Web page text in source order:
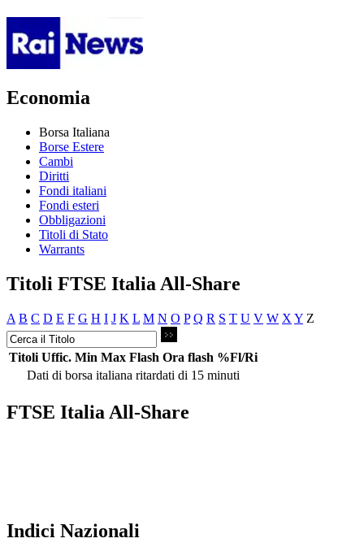
Economia
Borsa Italiana
Borse Estere
Cambi
Diritti
Fondi italiani
Fondi esteri
Obbligazioni
Titoli di Stato
Warrants
Titoli FTSE Italia All-Share
A B C D E F G H I J K L M N O P Q R S T U V W X Y Z
Titoli Uffic. Min Max Flash Ora flash %Fl/Ri
Dati di borsa italiana ritardati di 15 minuti
FTSE Italia All-Share
Indici Nazionali